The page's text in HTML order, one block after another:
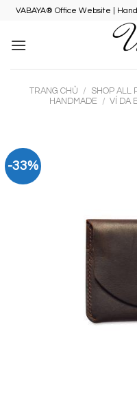
Skip
content
VABAYA® Office Website |
TRANG CHỦ / SHOP ALL
HANDMADE
/ VÍ DA
-33%